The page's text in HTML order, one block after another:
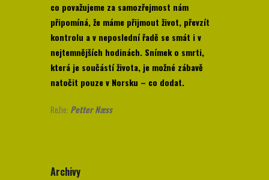
co považujeme za samozřejmost nám
připomíná, že máme přijmout život, převzít
kontrolu a v neposlední řadě se smát i v
nejtemnějších hodinách. Snímek o smrti,
která je součástí života, je možné zábavě
natočit pouze v Norsku – co dodat.
Režie: Petter Næss
Archivy